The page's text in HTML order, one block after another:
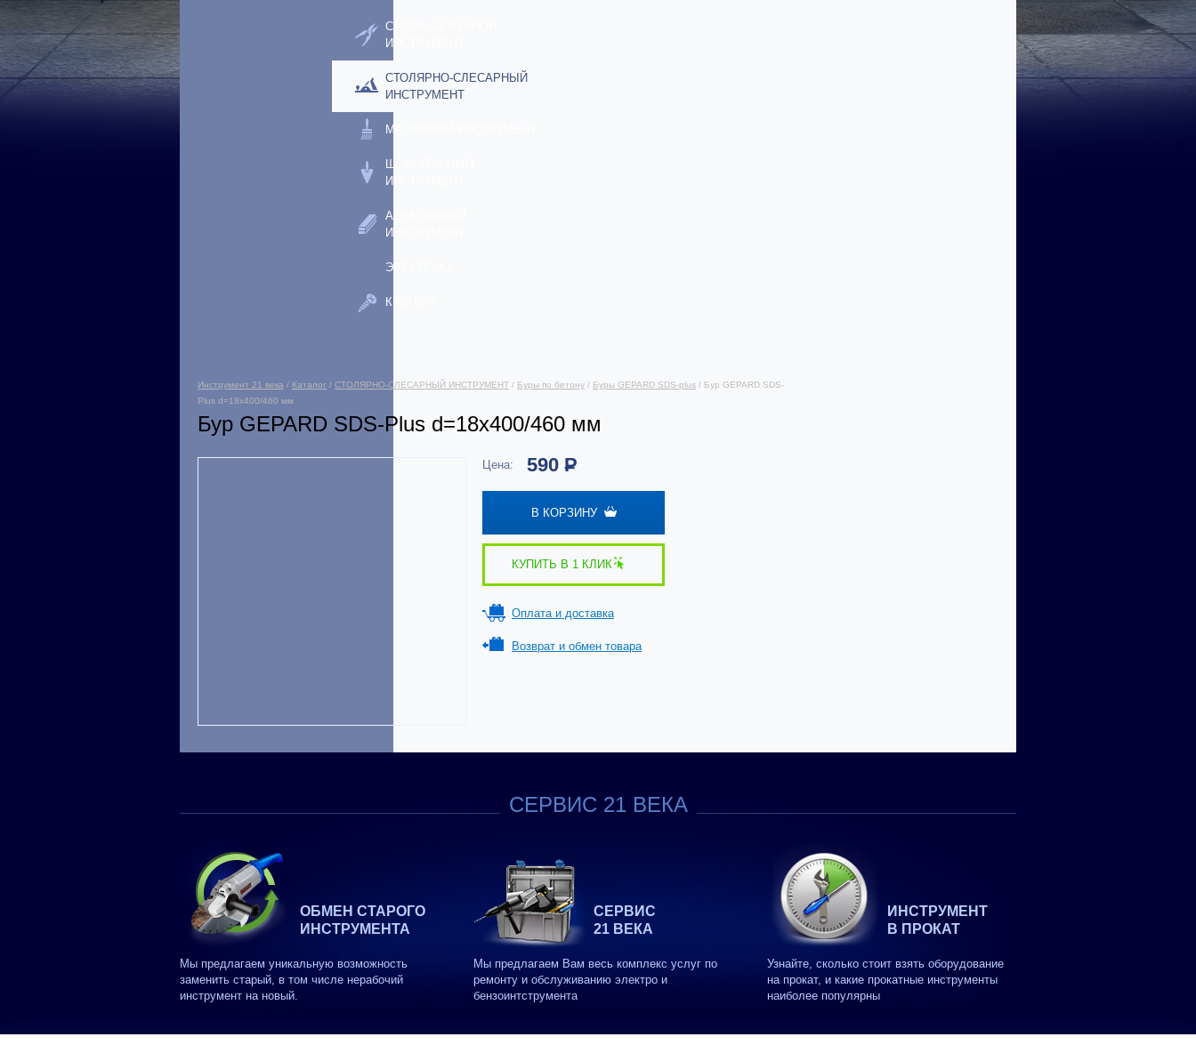
САДОВЫЙ РУЧНОЙ
ИНСТРУМЕНТ
СТОЛЯРНО-СЛЕСАРНЫЙ
ИНСТРУМЕНТ
МАЛЯРНЫЙ ИНСТРУМЕНТ
ШТУКАТУРНЫЙ
ИНСТРУМЕНТ
АБРАЗИВНЫЙ
ИНСТРУМЕНТ
ЭЛЕКТРИКА
КРЕПЕЖ
Инструмент 21 века / Каталог / СТОЛЯРНО-СЛЕСАРНЫЙ ИНСТРУМЕНТ / Буры по бетону / Буры GEPARD SDS-plus / Бур GEPARD SDS-
Plus d=18х400/460 мм
Бур GEPARD SDS-Plus d=18х400/460 мм
Цена: 590 Р
В КОРЗИНУ
КУПИТЬ В 1 КЛИК
Оплата и доставка
Возврат и обмен товара
СЕРВИС 21 ВЕКА
ОБМЕН СТАРОГО
ИНСТРУМЕНТА
Мы предлагаем уникальную возможность
заменить старый, в том числе нерабочий
инструмент на новый.
СЕРВИС
21 ВЕКА
Мы предлагаем Вам весь комплекс услуг по
ремонту и обслуживанию электро и
бензоинтструмента
ИНСТРУМЕНТ
В ПРОКАТ
Узнайте, сколько стоит взять оборудование
на прокат, и какие прокатные инструменты
наиболее популярны